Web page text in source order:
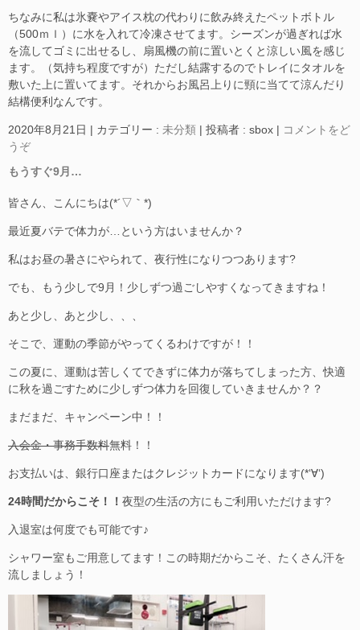
ちなみに私は氷嚢やアイス枕の代わりに飲み終えたペットボトル
（500ｍｌ）に水を入れて冷凍させてます。シーズンが過ぎれば水
を流してゴミに出せるし、扇風機の前に置いとくと涼しい風を感じ
ます。（気持ち程度ですが）ただし結露するのでトレイにタオルを
敷いた上に置いてます。それからお風呂上りに頸に当てて涼んだり
結構便利なんです。
2020年8月21日 | カテゴリー : 未分類 | 投稿者 : sbox | コメントをど
うぞ
もうすぐ9月…
皆さん、こんにちは(*´▽｀*)
最近夏バテで体力が…という方はいませんか？
私はお昼の暑さにやられて、夜行性になりつつあります?
でも、もう少しで9月！少しずつ過ごしやすくなってきますね！
あと少し、あと少し、、、
そこで、運動の季節がやってくるわけですが！！
この夏に、運動は苦しくてできずに体力が落ちてしまった方、快適
に秋を過ごすために少しずつ体力を回復していきませんか？？
まだまだ、キャンペーン中！！
入会金・事務手数料無料！！
お支払いは、銀行口座またはクレジットカードになります(*‘∀‘)
24時間だからこそ！！ 夜型の生活の方にもご利用いただけます?
入退室は何度でも可能です♪
シャワー室もご用意してます！この時期だからこそ、たくさん汗を
流しましょう！